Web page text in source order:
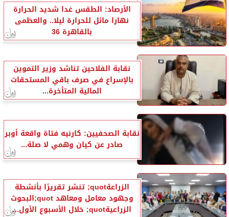
الأرصاد: الطقس غدا شديد الحرارة
نهارا مائل للحرارة ليلا.. والعظمى
بالقاهرة 36
نقابة الفلاحين تناشد وزير التموين
بالإسراع في صرف باقي المستحقات
المالية المتأخرة...
نقابة الصحفيين: كارنيه فتاة واقعة أوبر
صادر عن كيان وهمي لا صلة...
الزراعةquot; تنشر تقريرًا بأنشطة
وجهود معامل ومعاهد quot;البحوث
الزراعيةquot; خلال الأسبوع الأول...